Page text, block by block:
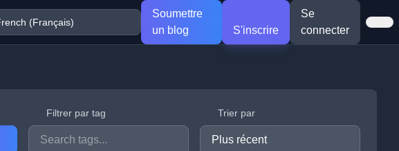
Soumettre
un blog
S'inscrire
Se
connecter
Filtrer par tag Trier par